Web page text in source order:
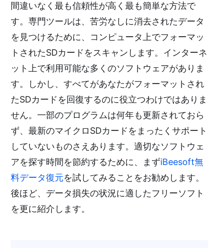
間違いなく最も信頼性が高く最も簡単な方法で
す。専門ツールは、苦労なしに消去されたデータ
を見つけるために、コンピュータ上でフォーマッ
トされたSDカードをスキャンします。インターネ
ット上で利用可能な多くのソフトウェアがありま
す。しかし、すべてがあなたがフォーマットされ
たSDカードを回復するのに役立つわけではありま
せん。一部のプログラムは何年も更新されておら
ず、最新のマイクロSDカードをまったくサポート
していないものさえあります。適切なソフトウェ
アを探す時間を節約するために、まずiBeesoft無
料データ復元を試してみることをお勧めします。
後ほど、データ損失の状況に適したフリーソフト
を更に紹介します。